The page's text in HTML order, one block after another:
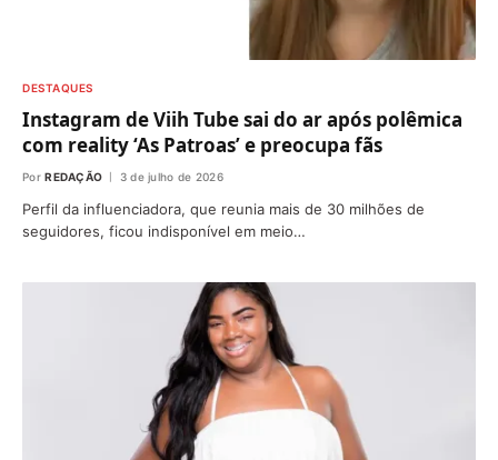
DESTAQUES
Instagram de Viih Tube sai do ar após polêmica
com reality ‘As Patroas’ e preocupa fãs
Por REDAÇÃO 3 de julho de 2026
Perfil da influenciadora, que reunia mais de 30 milhões de
seguidores, ficou indisponível em meio…